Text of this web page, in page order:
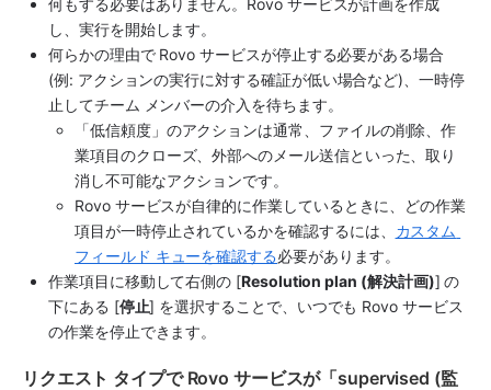
し、実行を開始します。
何らかの理由で Rovo サービスが停止する必要がある場合
(例: アクションの実行に対する確証が低い場合など)、一時停
止してチーム メンバーの介入を待ちます。
「低信頼度」のアクションは通常、ファイルの削除、作
業項目のクローズ、外部へのメール送信といった、取り
消し不可能なアクションです。
Rovo サービスが自律的に作業しているときに、どの作業
項目が一時停止されているかを確認するには、 カスタム
フィールド キューを確認する必要があります。
作業項目に移動して右側の [Resolution plan (解決計画)] の
下にある [停止] を選択することで、いつでも Rovo サービス
の作業を停止できます。
リクエスト タイプで Rovo サービスが「supervised (監